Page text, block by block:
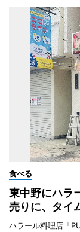
食べる
東中野にハラ
売りに、タイ
ハラール料理店「